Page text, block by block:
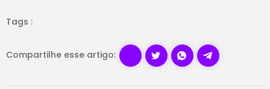
Tags :
Compartilhe esse artigo: